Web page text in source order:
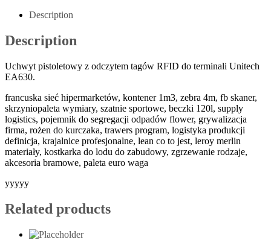
Description
Description
Uchwyt pistoletowy z odczytem tagów RFID do terminali Unitech
EA630.
francuska sieć hipermarketów, kontener 1m3, zebra 4m, fb skaner,
skrzyniopaleta wymiary, szatnie sportowe, beczki 120l, supply
logistics, pojemnik do segregacji odpadów flower, grywalizacja
firma, rożen do kurczaka, trawers program, logistyka produkcji
definicja, krajalnice profesjonalne, lean co to jest, leroy merlin
materiały, kostkarka do lodu do zabudowy, zgrzewanie rodzaje,
akcesoria bramowe, paleta euro waga
yyyyy
Related products